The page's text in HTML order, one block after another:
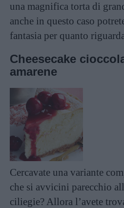
una magnifica torta di
anche in questo caso
fantasia per quanto
Cheesecake
amarene
Cercavate una variante
che si avvicini parecchio
ciliegie? Allora l’avete